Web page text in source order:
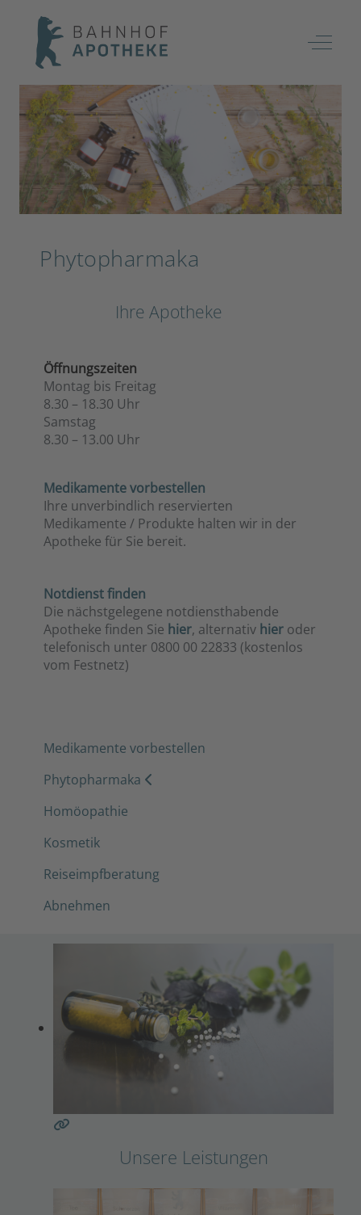
Off-
Phytopharmaka
Ihre Apotheke
Öffnungszeiten
Montag bis Freitag
8.30 – 18.30 Uhr
Samstag
8.30 – 13.00 Uhr
Medikamentevorbestellen
Ihre unverbindlich reservierten
Medikamente / Produkte halten wir in der
Apotheke für Sie bereit.
Notdienst finden
Die nächstgelegene notdiensthabende
Apotheke finden Sie hier, alternativ hier oder
telefonisch unter 0800 00 22833 (kostenlos
vom Festnetz)
Medikamente vorbestellen
Phytopharmaka
Homöopathie
Kosmetik
Reiseimpfberatung
Abnehmen
Unsere Leistungen